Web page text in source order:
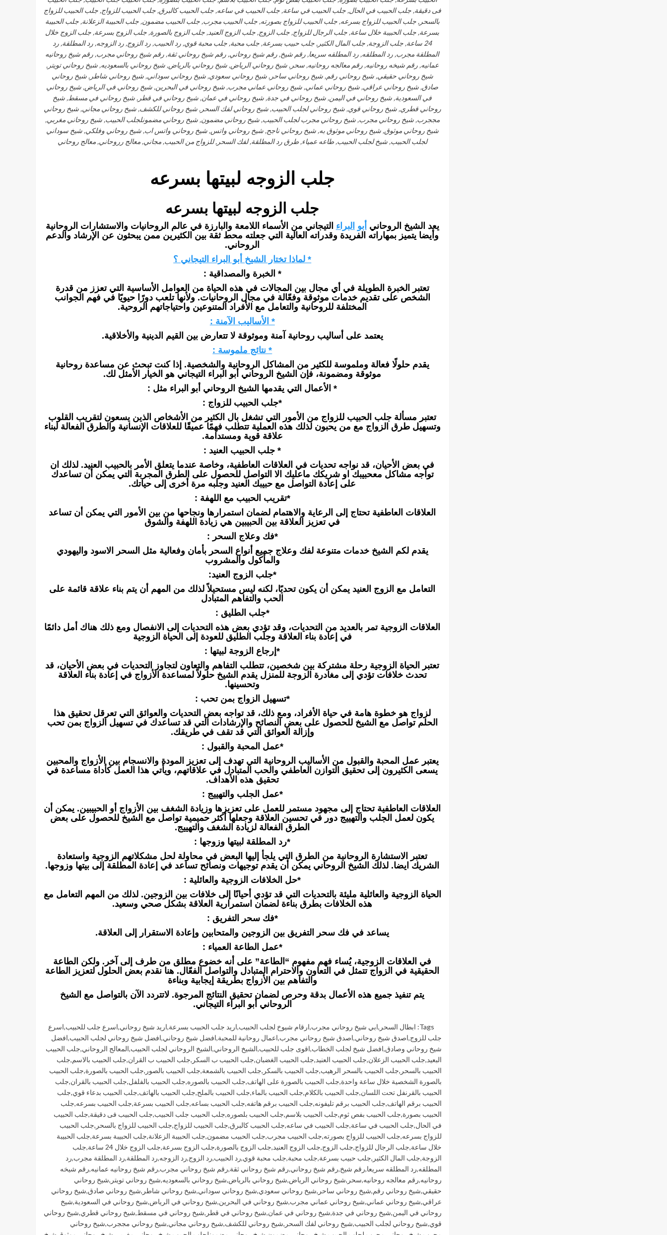
فى دقيقة, جلب الحبيب في الحال, جلب الحبيب في ساعة, جلب الحبيب في ساعه, جلب الحبيب كالبرق, جلب الحبيب للزواج, جلب الحبيب للزواج
بالسحر, جلب الحبيب للزواج بسرعه, جلب الحبيب للزواج بصورته, جلب الحبيب مجرب, جلب الحبيب مضمون, جلب الحبيبة الزعلانة, جلب الحبيبة
بسرعة, جلب الحبيبة خلال ساعة, جلب الرجال للزواج, جلب الزوج, جلب الزوج العنيد, جلب الزوج بالصورة, جلب الزوج بسرعة, جلب الزوج خلال
24 ساعة, جلب الزوجة, جلب المال الكثير, جلب حبيب بسرعة, جلب محبة, جلب محبة قوي, رد الحبيب, رد الزوج, رد الزوجه, رد المطلقة, رد
المطلقة مجرب, رد المطلقه, رد المطلقه سريعا, رقم شيخ, رقم شيخ روحاني, رقم شيخ روحاني ثقة, رقم شيخ روحاني مجرب, رقم شيخ روحانيه
عمانيه, رقم شيخه روحانيه, رقم معالجه روحانيه, سحر, شيخ روحاني الرياض, شيخ روحاني بالرياض, شيخ روحاني بالسعوديه, شيخ روحاني تويتر,
شيخ روحاني حقيقي, شيخ روحاني رقم, شيخ روحاني ساحر, شيخ روحاني سعودي, شيخ روحاني سوداني, شيخ روحاني شاطر, شيخ روحاني
صادق, شيخ روحاني عراقي, شيخ روحاني عماني, شيخ روحاني عماني مجرب, شيخ روحاني في البحرين, شيخ روحاني في الرياض, شيخ روحاني
في السعودية, شيخ روحاني في اليمن, شيخ روحاني في جدة, شيخ روحاني في عمان, شيخ روحاني في قطر, شيخ روحاني في مسقط, شيخ
روحاني قطري, شيخ روحاني قوي, شيخ روحاني لجلب الحبيب, شيخ روحاني لفك السحر, شيخ روحاني للكشف, شيخ روحاني مجاني, شيخ روحاني
مججرب, شيخ روحاني مجرب, شيخ روحاني مجرب لجلب الحبيب, شيخ روحاني مضمون, شيخ روحاني مضمونلجلب الحبيب, شيخ روحاني مغربي,
شيخ روحاني موثوق, شيخ روحاني موثوق به, شيخ روحاني ناجح, شيخ روحاني واتس, شيخ روحاني واتس اب, شيخ روحاني وفلكي, شيخ سوداني
لجلب الحبيب, شيخ لجلب الحبيب, طاعه عمياء, طرق رد المطلقة, لفك السحر, للزواج من الحبيب, مجاني, معالج رروحاني, معالج روحاني
جلب الزوجه لبيتها بسرعه
جلب الزوجه لبيتها بسرعه
يعد الشيخ الروحاني أبو البراء التيجاني من الأسماء اللامعة والبارزة في عالم الروحانيات والاستشارات الروحانية
وأيضا يتميز بمهاراته الفريدة وقدراته العالية التي جعلته محط ثقة بين الكثيرين ممن يبحثون عن الإرشاد والدعم
الروحاني.
* لماذا تختار الشيخ أبو البراء التيجاني ؟
* الخبرة والمصداقية :
تعتبر الخبرة الطويلة في أي مجال بين المجالات في هذه الحياة من العوامل الأساسية التي تعزز من قدرة
الشخص على تقديم خدمات موثوقة وفعّالة في مجال الروحانيات. ولأنها تلعب دورًا حيويًا في فهم الجوانب
المختلفة للروحانية والتعامل مع الأفراد المتنوعين واحتياجاتهم الروحية.
* الأساليب الآمنة :
يعتمد على أساليب روحانية آمنة وموثوقة لا تتعارض بين القيم الدينية والأخلاقية.
* نتائج ملموسة :
يقدم حلولًا فعالة وملموسة للكثير من المشاكل الروحانية والشخصية. إذا كنت تبحث عن مساعدة روحانية
موثوقة ومضمونة، فإن الشيخ الروحاني أبو البراء التيجاني هو الخيار الأمثل لك.
* الأعمال التي يقدمها الشيخ الروحاني أبو البراء مثل :
*جلب الحبيب للزواج :
تعتبر مسألة جلب الحبيب للزواج من الأمور التي تشغل بال الكثير من الأشخاص الذين يسعون لتقريب القلوب
وتسهيل طرق الزواج مع من يحبون لذلك هذه العملية تتطلب فهمًا عميقًا للعلاقات الإنسانية والطرق الفعالة لبناء
علاقة قوية ومستدامة.
* جلب الحبيب العنيد :
في بعض الأحيان، قد نواجه تحديات في العلاقات العاطفية، وخاصة عندما يتعلق الأمر بالحبيب العنيد. لذلك ان
تواجه مشاكل معحبيبك او شريكك ماعليك الا التواصل للحصول على الطرق المجربة التي يمكن أن تساعدك
على إعادة التواصل مع حبيبك العنيد وجلبه مرة أخرى إلى حياتك.
*تقريب الحبيب مع اللهفة :
العلاقات العاطفية تحتاج إلى الرعاية والاهتمام لضمان استمرارها ونجاحها من بين الأمور التي يمكن أن تساعد
في تعزيز العلاقة بين الحبيبين هي زيادة اللهفة والشوق
*فك وعلاج السحر :
يقدم لكم الشيخ خدمات متنوعة لفك وعلاج جميع أنواع السحر بأمان وفعالية مثل السحر الاسود واليهودي
والمأكول والمشروب
*جلب الزوج العنيد:
التعامل مع الزوج العنيد يمكن أن يكون تحديًا، لكنه ليس مستحيلاً لذلك من المهم أن يتم بناء علاقة قائمة على
الحب والتفاهم المتبادل
*جلب الطليق :
العلاقات الزوجية تمر بالعديد من التحديات، وقد تؤدي بعض هذه التحديات إلى الانفصال ومع ذلك هناك أمل دائمًا
في إعادة بناء العلاقة وجلب الطليق للعودة إلى الحياة الزوجية
*إرجاع الزوجة لبيتها :
تعتبر الحياة الزوجية رحلة مشتركة بين شخصين، تتطلب التفاهم والتعاون لتجاوز التحديات في بعض الأحيان، قد
تحدث خلافات تؤدي إلى مغادرة الزوجة للمنزل يقدم الشيخ حلولاً لمساعدة الأزواج في إعادة بناء العلاقة
وتحسينها.
*تسهيل الزواج بمن تحب :
لزواج هو خطوة هامة في حياة الأفراد، ومع ذلك، قد تواجه بعض التحديات والعوائق التي تعرقل تحقيق هذا
الحلم تواصل مع الشيخ للحصول على بعض النصائح والإرشادات التي قد تساعدك في تسهيل الزواج بمن تحب
وإزالة العوائق التي قد تقف في طريقك.
*عمل المحبة والقبول :
يعتبر عمل المحبة والقبول من الأساليب الروحانية التي تهدف إلى تعزيز المودة والانسجام بين الأزواج والمحبين
يسعى الكثيرون إلى تحقيق التوازن العاطفي والحب المتبادل في علاقاتهم، ويأتي هذا العمل كأداة مساعدة في
تحقيق هذه الأهداف.
*عمل الجلب والتهييج :
العلاقات العاطفية تحتاج إلى مجهود مستمر للعمل على تعزيزها وزيادة الشغف بين الأزواج أو الحبيبين. يمكن أن
يكون لعمل الجلب والتهييج دور في تحسين العلاقة وجعلها أكثر حميمية تواصل مع الشيخ للحصول على بعض
الطرق الفعالة لزيادة الشغف والتهييج.
*رد المطلقة لبيتها وزوجها :
تعتبر الاستشارة الروحانية من الطرق التي يلجأ إليها البعض في محاولة لحل مشكلاتهم الزوجية واستعادة
الشريك ايضا. لذلك الشيخ الروحاني يمكن أن يقدم توجيهات ونصائح تساعد في إعادة المطلقة إلى بيتها وزوجها.
*حل الخلافات الزوجية والعائلية :
الحياة الزوجية والعائلية مليئة بالتحديات التي قد تؤدي أحيانًا إلى خلافات بين الزوجين. لذلك من المهم التعامل مع
هذه الخلافات بطرق بناءة لضمان استمرارية العلاقة بشكل صحي وسعيد.
*فك سحر التفريق :
يساعد في فك سحر التفريق بين الزوجين والمتحابين وإعادة الاستقرار إلى العلاقة.
*عمل الطاعة العمياء :
في العلاقات الزوجية، يُساء فهم مفهوم “الطاعة” على أنه خضوع مطلق من طرف إلى آخر. ولكن الطاعة
الحقيقية في الزواج تتمثل في التعاون والاحترام المتبادل والتواصل الفعّال. هنا نقدم بعض الحلول لتعزيز الطاعة
والتفاهم بين الأزواج بطريقة إيجابية وبناءة
يتم تنفيذ جميع هذه الأعمال بدقة وحرص لضمان تحقيق النتائج المرجوة. لاتتردد الآن بالتواصل مع الشيخ
الروحاني أبو البراء التيجاني.
Tags: ابطال السحر ,ابي شيخ روحاني مجرب,ارقام شيوخ لجلب الحبيب,اريد جلب الحبيب بسرعة,اريد شيخ روحاني,اسرع جلب للحبيب,اسرع
جلب للزوج,اصدق شيخ روحاني,اصدق شيخ روحاني مجرب,اعمال روحانية للمحبة,افضل شيخ روحاني,افضل شيخ روحاني لجلب الحبيب,افضل
شيخ روحاني وصادق,افضل شيخ لجلب الخطاب,اقوى جلب للحبيب,الشيخ الروحاني,الشيخ الروحاني لجلب الحبيب,المعالج الروحاني,جلب الحبيب
البعيد,جلب الحبيب الزعلان,جلب الحبيب العنيد,جلب الحبيب الغضبان,جلب الحبيب ب السكر ,جلب الحبيب ب القران,جلب الحبيب بالاسم,جلب
الحبيب بالسحر ,جلب الحبيب بالسحر الرهيب,جلب الحبيب بالسكر ,جلب الحبيب بالشمعة,جلب الحبيب بالصور ,جلب الحبيب بالصورة,جلب الحبيب
بالصورة الشخصية خلال ساعة واحدة,جلب الحبيب بالصورة على الهاتف,جلب الحبيب بالصوره,جلب الحبيب بالفلفل,جلب الحبيب بالقران,جلب
الحبيب بالقرنفل تحت اللسان,جلب الحبيب بالكلام,جلب الحبيب بالماء,جلب الحبيب بالملح,جلب الحبيب بالهاتف,جلب الحبيب بدعاء قوي,جلب
الحبيب برقم الهاتف,جلب الحبيب برقم تليفونه,جلب الحبيب برقم هاتفه,جلب الحبيب بساعه,جلب الحبيب بسرعة,جلب الحبيب بسرعه,جلب
الحبيب بصورة,جلب الحبيب بفص ثوم,جلب الحبيب بلاسم,جلب الحبيب بلصوره,جلب الحبيب جلب الحبيب,جلب الحبيب فى دقيقة,جلب الحبيب
في الحال,جلب الحبيب في ساعة,جلب الحبيب في ساعه,جلب الحبيب كالبرق,جلب الحبيب للزواج,جلب الحبيب للزواج بالسحر ,جلب الحبيب
للزواج بسرعه,جلب الحبيب للزواج بصورته,جلب الحبيب مجرب,جلب الحبيب مضمون,جلب الحبيبة الزعلانة,جلب الحبيبة بسرعة,جلب الحبيبة
خلال ساعة,جلب الرجال للزواج,جلب الزوج,جلب الزوج العنيد,جلب الزوج بالصورة,جلب الزوج بسرعة,جلب الزوج خلال 24 ساعة ,جلب
الزوجة,جلب المال الكثير ,جلب حبيب بسرعة,جلب محبة,جلب محبة قوي,رد الحبيب,رد الزوج,رد الزوجه,رد المطلقة,رد المطلقة مجرب,رد
المطلقه,رد المطلقه سريعا,رقم شيخ,رقم شيخ روحاني,رقم شيخ روحاني ثقة,رقم شيخ روحاني مجرب,رقم شيخ روحانيه عمانيه,رقم شيخه
روحانيه,رقم معالجه روحانيه,سحر ,شيخ روحاني الرياض,شيخ روحاني بالرياض,شيخ روحاني بالسعوديه,شيخ روحاني تويتر ,شيخ روحاني
حقيقي,شيخ روحاني رقم,شيخ روحاني ساحر ,شيخ روحاني سعودي,شيخ روحاني سوداني,شيخ روحاني شاطر ,شيخ روحاني صادق,شيخ روحاني
عراقي,شيخ روحاني عماني,شيخ روحاني عماني مجرب,شيخ روحاني في البحرين,شيخ روحاني في الرياض,شيخ روحاني في السعودية,شيخ
روحاني في اليمن,شيخ روحاني في جدة,شيخ روحاني في عمان,شيخ روحاني في قطر ,شيخ روحاني في مسقط,شيخ روحاني قطري,شيخ روحاني
قوي,شيخ روحاني لجلب الحبيب,شيخ روحاني لفك السحر ,شيخ روحاني للكشف,شيخ روحاني مجاني,شيخ روحاني مججرب,شيخ روحاني